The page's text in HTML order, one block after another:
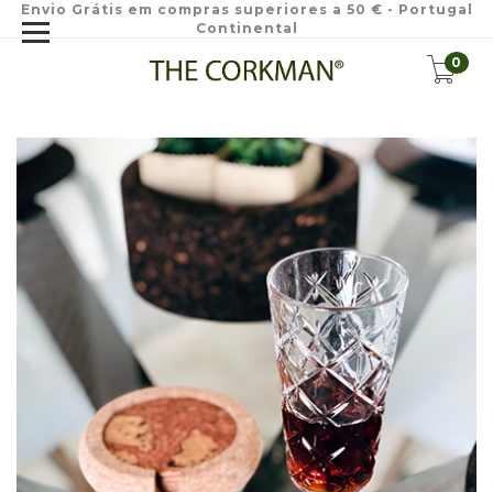
Envio Grátis em compras superiores a 50 € - Portugal
Continental
0